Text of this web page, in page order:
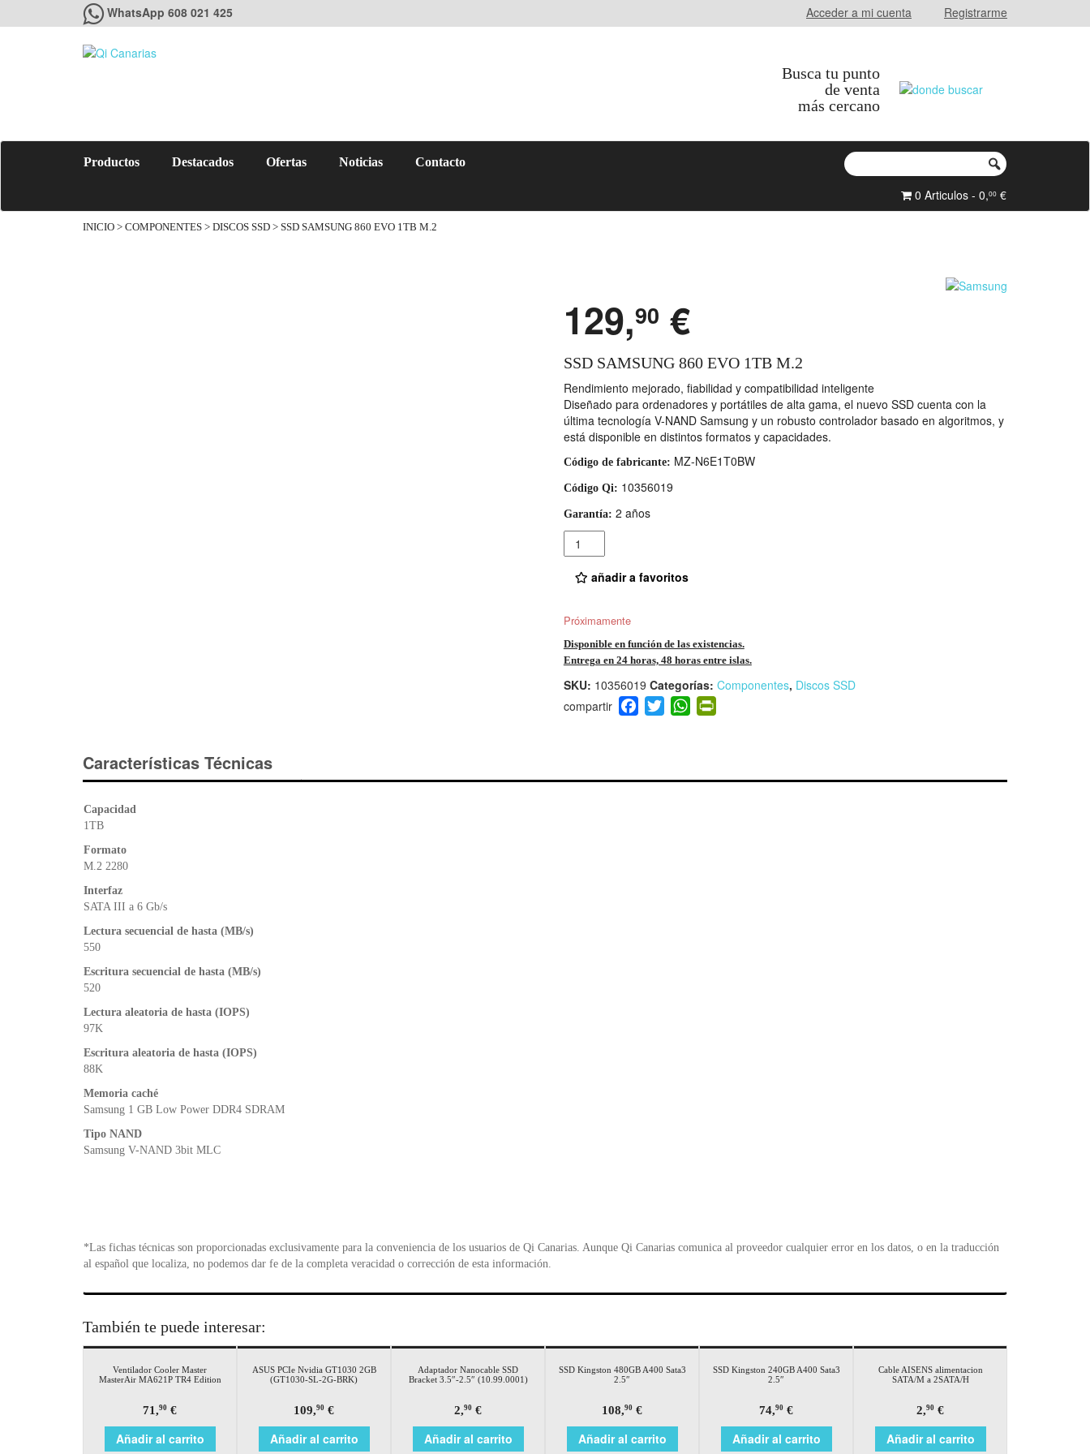
WhatsApp 608 021 425 Acceder a mi cuenta Registrarme
Busca tu punto
de venta
más cercano
Productos Destacados Ofertas Noticias Contacto
0 Articulos - 0,00 €
INICIO > COMPONENTES > DISCOS SSD > SSD SAMSUNG 860 EVO 1TB M.2
129,90 €
SSD SAMSUNG 860 EVO 1TB M.2
Rendimiento mejorado, fiabilidad y compatibilidad inteligente
Diseñado para ordenadores y portátiles de alta gama, el nuevo SSD cuenta con la
última tecnología V-NAND Samsung y un robusto controlador basado en algoritmos, y
está disponible en distintos formatos y capacidades.
Código de fabricante: MZ-N6E1T0BW
Código Qi: 10356019
Garantía: 2 años
Cantidad
añadir a favoritos
Próximamente
Disponible en función de las existencias.
Entrega en 24 horas, 48 horas entre islas.
SKU: 10356019 Categorías: Componentes, Discos SSD
F
a
b
T
wi
W
h
A
Pr
in
e
Características Técnicas
Capacidad
1TB
Formato
M.2 2280
Interfaz
SATA III a 6 Gb/s
Lectura secuencial de hasta (MB/s)
550
Escritura secuencial de hasta (MB/s)
520
Lectura aleatoria de hasta (IOPS)
97K
Escritura aleatoria de hasta (IOPS)
88K
Memoria caché
Samsung 1 GB Low Power DDR4 SDRAM
Tipo NAND
Samsung V-NAND 3bit MLC
*Las fichas técnicas son proporcionadas exclusivamente para la conveniencia de los usuarios de Qi Canarias. Aunque Qi Canarias comunica al proveedor cualquier error en los datos, o en la traducción
al español que localiza, no podemos dar fe de la completa veracidad o corrección de esta información.
También te puede interesar:
Ventilador Cooler Master
MasterAir MA621P TR4 Edition
71,90 €
Añadir al carrito
ASUS PCIe Nvidia GT1030 2GB
(GT1030-SL-2G-BRK)
109,90 €
Añadir al carrito
Adaptador Nanocable SSD
Bracket 3.5″-2.5″ (10.99.0001)
2,90 €
Añadir al carrito
SSD Kingston 480GB A400 Sata3
2.5″
108,90 €
Añadir al carrito
SSD Kingston 240GB A400 Sata3
2.5″
74,90 €
Añadir al carrito
Cable AISENS alimentacion
SATA/M a 2SATA/H
2,90 €
Añadir al carrito